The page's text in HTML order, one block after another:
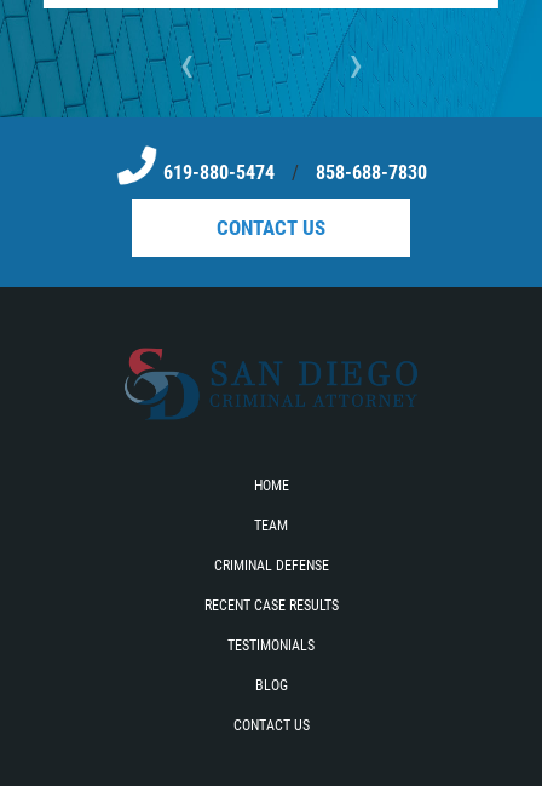
‹ ›
619-880-5474 / 858-688-7830
CONTACT US
HOME
TEAM
CRIMINAL DEFENSE
RECENT CASE RESULTS
TESTIMONIALS
BLOG
CONTACT US